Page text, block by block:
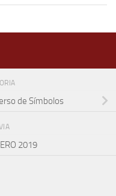
de Símbolos
2019